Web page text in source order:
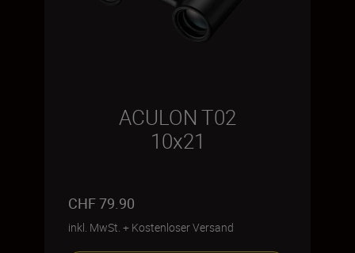
ACULON T02
10x21
CHF 79.90
inkl. MwSt. + Kostenloser Versand